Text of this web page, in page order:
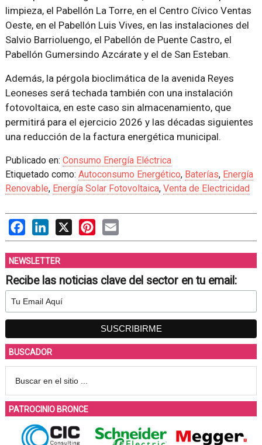
limpieza, el Pabellón La Torre, en el Centro Cívico Ventas
Oeste, en el Pabellón Luis Vives, en las instalaciones del
Salvio Barrioluengo, el Pabellón de Puente Castro, el
Pabellón Gumersindo Azcárate y el de San Esteban.
Además, la pérgola bioclimática de la avenida Reyes
Leoneses será techada también con una instalación
fotovoltaica, en este caso sin almacenamiento, que
permitirá para el ejercicio 2026 y las décadas siguientes
una reducción de la factura energética municipal.
Publicado en: Consumo Energía Eléctrica
Etiquetado como: Autoconsumo Energético, Baterías, Energía
Renovable, Energía Solar Fotovoltaica, Venta de Electricidad
FacebookLinkedIn Pinterest
NEWSLETTER
Recibe las noticias clave del sector en tu email:
BUSCADOR
PATROCINIO BRONCE